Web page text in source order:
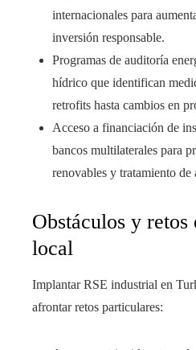
internacionales para
inversión responsable.
Programas de auditoría
hídrico que identifican
retrofits hasta cambios en
Acceso a financiación de
bancos multilaterales para
renovables y tratamiento de
Obstáculos y retos
local
Implantar RSE industrial en
afrontar retos particulares: